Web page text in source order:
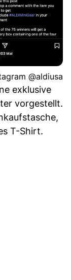
@aldiusa
exklusive
vorgestellt.
T-Shirt.